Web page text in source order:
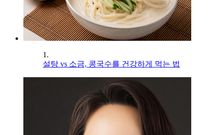
1.
설탕 vs 소금, 콩국수를 건강하게 먹는 법